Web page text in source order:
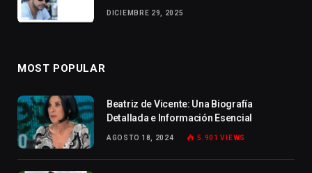
DICIEMBRE 29, 2025
MOST POPULAR
Beatriz de Vicente: Una Biografía
Detallada e Información Esencial
AGOSTO 18, 2024 5.901VIEWS